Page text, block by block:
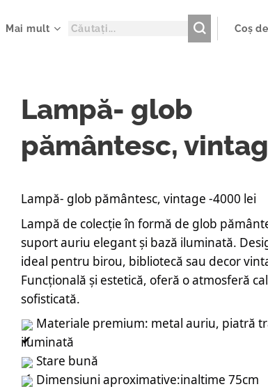
Mai mult Coș
Lampă- glob
pământesc,
Lampă- glob pământesc, vintage -4000 lei
Lampă de colecție în formă de glob
suport auriu elegant și bază iluminată.
ideal pentru birou, bibliotecă sau decor
Funcțională și estetică, oferă o atmosferă
sofisticată.
Materiale premium: metal auriu, piatră
iluminată
Stare bună
Dimensiuni aproximative:inaltime 75cm